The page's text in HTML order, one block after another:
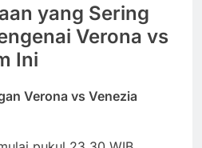
yang Sering
Verona vs
Ini
Verona vs Venezia